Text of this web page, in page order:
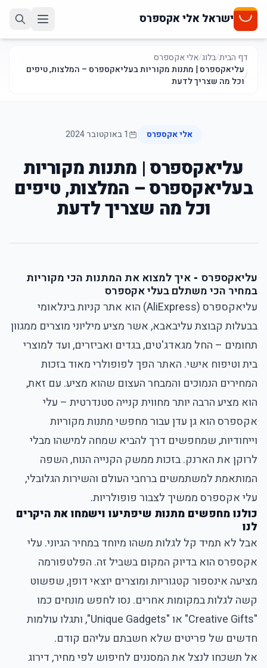
ישראל אלי אקספרס
דף הבית/בלוג/אלי אקספרס
/עליאקספרס | מתנות מקוריות בעליאקספרס – המלצות, טיפים
וכל מה שצריך לדעת
אלי אקספרס 1 באוקטובר 2024
עליאקספרס | מתנות מקוריות
בעליאקספרס – המלצות, טיפים
וכל מה שצריך לדעת
עליאקספרס - איך למצוא את המתנות הכי מקוריות
במחיר הכי משתלם בעלי אקספרס
עליאקספרס(
AliExpress) הוא אתר קניות בינלאומי
בבעלות קבוצת עליבאבא, אשר מציע מיליוני מוצרים ממגוון
תחומים – החל מגאדג'טים, בגדים ואביזרים, ועד למוצרי
בית וטיפוח אישי. האתר הפך לפופולרי מאוד בזכות
המחירים הנמוכים והמבחר העצום שהוא מציע. עם זאת,
הוא מציע הרבה יותר מחווית קנייה סטנדרטית – עלי
אקספרס הוא גן עדן עבור מחפשי מתנות מקוריות
וייחודיות, שמחפשים דרך להביא שמחה למישהו מבלי
לרוקן את הארנק. בזכות ממשק הקנייה הנוח, השפה
המותאמת למשתמשים ברחבי העולם והשירות הגלובלי,
עלי אקספרס ממשיך לצבור פופולריות.
כולנו מחפשים מתנות שיפתיעו וישמחו את היקרים
לנו
אבל לא תמיד קל לגלות משהו מיוחד במחיר הגיוני. עלי
אקספרס הוא בדיוק המקום בשביל זה. הפלטפורמה
מציעה אינספור קטגוריות ומוצרים יוצאי דופן, שפשוט
קשה לגלות במקומות אחרים. נסו לחפש מונחים כמו
"Creative Gifts" או "Unique Gadgets", ותגלו עולמות
חדשים של פריטים שלא חשבתם עליהם קודם.
אל תשכחו לנצל את המסננים לחיפוש לפי מחיר, דירוג